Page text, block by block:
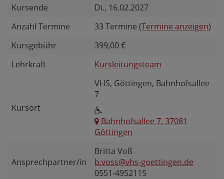
Kursende
Di., 16.02.2027
Anzahl Termine
33 Termine (Termine anzeigen)
Kursgebühr
399,00 €
Lehrkraft
Kursleitungsteam
Kursort
VHS, Göttingen, Bahnhofsallee
7
Bahnhofsallee 7, 37081
Göttingen
Ansprechpartner/in
Britta Voß
b.voss@vhs-goettingen.de
0551-4952115